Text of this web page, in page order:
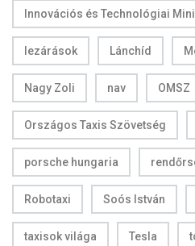
Innovációs és Technológiai
lezárások Lánchíd
Nagy Zoli nav OMSZ
Országos Taxis Szövetség
porsche hungaria
Robotaxi Soós István
taxisok világa Tesla